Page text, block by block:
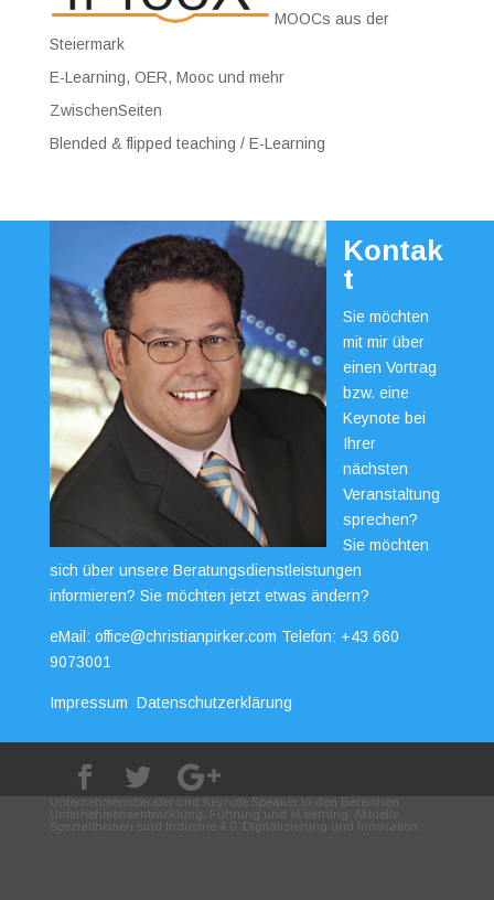
MOOCs aus der
Steiermark
E-Learning, OER, Mooc und mehr
ZwischenSeiten
Blended & flipped teaching / E-Learning
Kontak
t
Sie möchten
mit mir über
einen Vortrag
bzw. eine
Keynote bei
Ihrer
nächsten
Veranstaltung
sprechen?
Sie möchten
sich über unsere Beratungsdienstleistungen
informieren? Sie möchten jetzt etwas ändern?
eMail: office@christianpirker.com Telefon: +43 660
9073001
Impressum Datenschutzerklärung
Unternehmensberater und Keynote Speaker in den Bereichen
Unternehmensentwicklung, Führung und eLearning. Aktuelle
Spezialthemen sind Industrie 4.0, Digitalisierung und Innovation.